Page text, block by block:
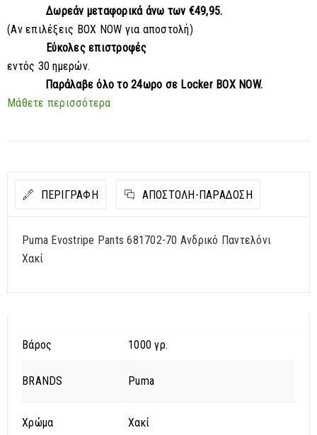
Δωρεάν μεταφορικά άνω των €49,95.
(Αν επιλέξεις BOX NOW για αποστολή)
Εύκολες επιστροφές
εντός 30 ημερών.
Παράλαβε όλο το 24ωρο σε Locker BOX NOW.
Μάθετε περισσότερα
ΠΕΡΙΓΡΑΦΗ ΑΠΟΣΤΟΛΉ-ΠΑΡΆΔΟΣΗ
Puma Evostripe Pants 681702-70 Ανδρικό Παντελόνι
Χακί
Βάρος 1000 γρ.
BRANDS Puma
Χρώμα Χακί